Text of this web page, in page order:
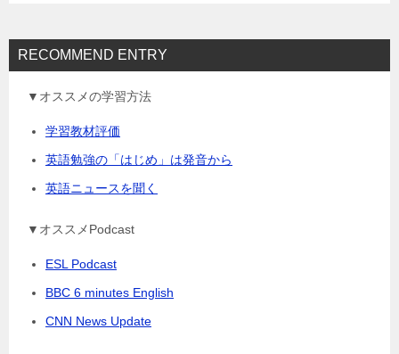
RECOMMEND ENTRY
▼オススメの学習方法
学習教材評価
英語勉強の「はじめ」は発音から
英語ニュースを聞く
▼オススメPodcast
ESL Podcast
BBC 6 minutes English
CNN News Update